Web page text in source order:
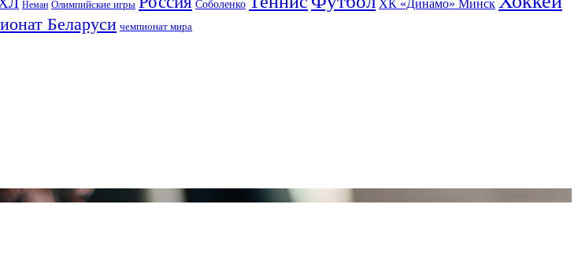
Неман Олимпийские игры Соболенко ХК «Динамо» Минск
Беларуси чемпионат мира